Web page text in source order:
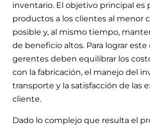
inventario. El objetivo principal es
productos a los clientes al menor
posible y, al mismo tiempo,
de beneficio altos. Para lograr este
gerentes deben equilibrar los
con la fabricación, el manejo del
transporte y la satisfacción de las
cliente.
Dado lo complejo que resulta el